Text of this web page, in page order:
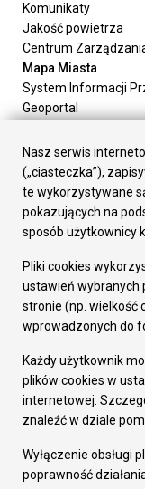
Komunikaty
Jakość powietrza
Centrum
Mapa Miasta
System Informacji
Geoportal
Załatw sprawę
Prezydent Miasta
Rada Miasta
Wydziały
Elektroniczna
Gospodarka
Fundusze
Środki krajowe
Oferty inwestycyjne
Pozostałe
Deklaracja
Dane osobowe
Dodaj opinię o
Nasz serwis
(„ciasteczka”),
te wykorzystywane
pokazujących na
sposób użytkownicy
Pliki cookies
ustawień wybranych
stronie (np. wielkość
wprowadzonych do
Każdy użytkownik
plików cookies w
internetowej.
znaleźć w dziale
Wyłączenie obsługi
poprawność